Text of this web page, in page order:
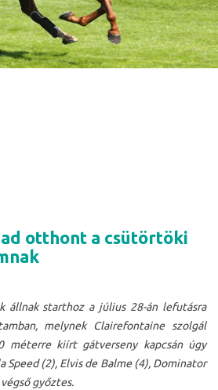
otthont a csütörtöki
állnak starthoz a július 28-án lefutásra
melynek Clairefontaine szolgál
méterre kiírt gátverseny kapcsán úgy
Speed (2), Elvis de Balme (4), Dominator
győztes.